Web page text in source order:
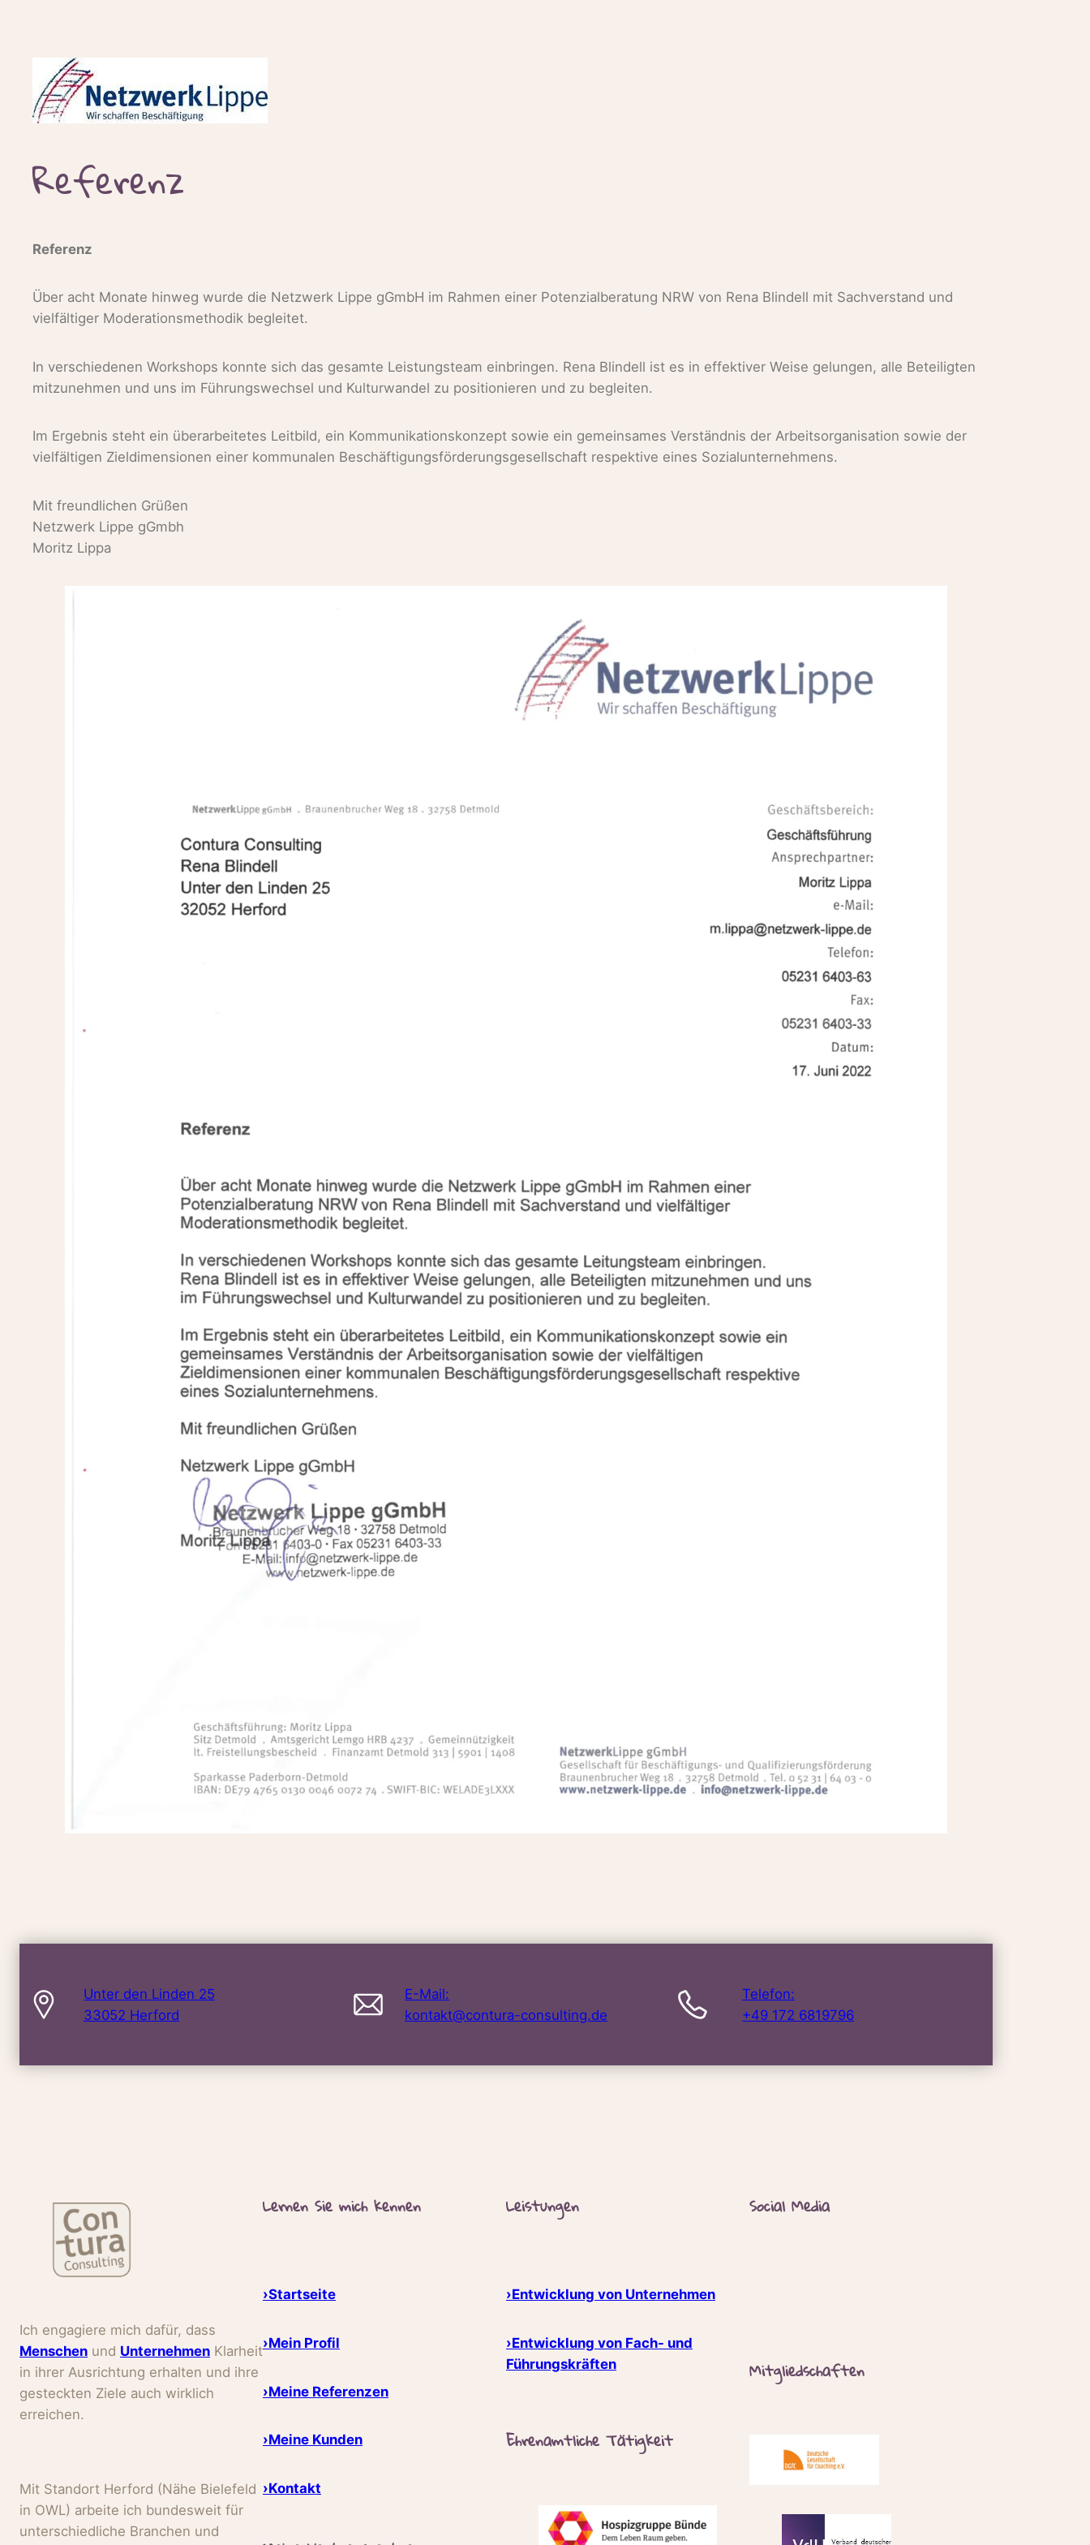
Referenz
Referenz
Über acht Monate hinweg wurde die Netzwerk Lippe gGmbH im Rahmen einer Potenzialberatung NRW von Rena Blindell mit Sachverstand und
vielfältiger Moderationsmethodik begleitet.
In verschiedenen Workshops konnte sich das gesamte Leistungsteam einbringen. Rena Blindell ist es in effektiver Weise gelungen, alle Beteiligten
mitzunehmen und uns im Führungswechsel und Kulturwandel zu positionieren und zu begleiten.
Im Ergebnis steht ein überarbeitetes Leitbild, ein Kommunikationskonzept sowie ein gemeinsames Verständnis der Arbeitsorganisation sowie der
vielfältigen Zieldimensionen einer kommunalen Beschäftigungsförderungsgesellschaft respektive eines Sozialunternehmens.
Mit freundlichen Grüßen
Netzwerk Lippe gGmbh
Moritz Lippa
Unter den Linden 25
33052 Herford
E-Mail:
kontakt@contura-consulting.de
Telefon:
+49 172 6819796
Ich engagiere mich dafür, dass
Menschen und Unternehmen Klarheit
in ihrer Ausrichtung erhalten und ihre
gesteckten Ziele auch wirklich
erreichen.
Mit Standort Herford (Nähe Bielefeld
in OWL) arbeite ich bundesweit für
unterschiedliche Branchen und
Lernen Sie mich kennen
›Startseite
›Mein Profil
›Meine Referenzen
›Meine Kunden
›Kontakt
Leistungen
›Entwicklung von Unternehmen
›Entwicklung von Fach- und
Führungskräften
Ehrenamtliche Tätigkeit
Social Media
Mitgliedschaften